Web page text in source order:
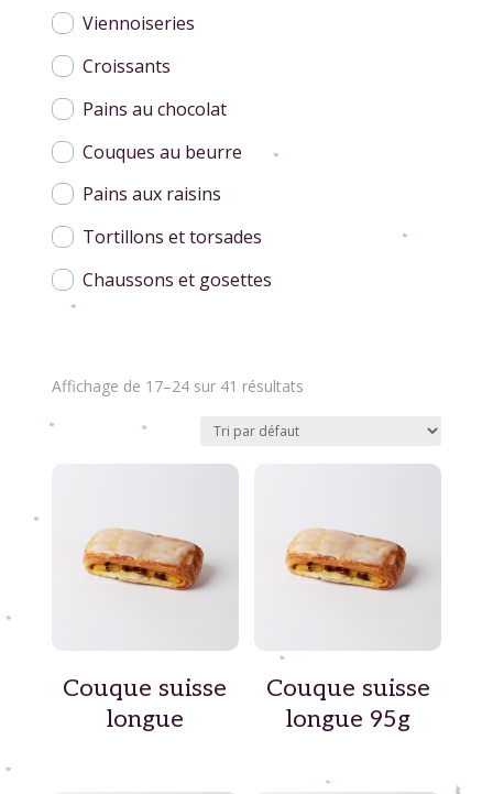
Viennoiseries
Croissants
Pains au chocolat
Couques au beurre
Pains aux raisins
Tortillons et torsades
Chaussons et gosettes
Affichage de 17–24 sur 41 résultats
Couque suisse
longue
Couque suisse
longue 95g